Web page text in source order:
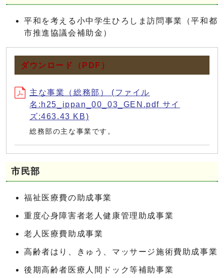
平和を考える小中学生ひろしま訪問事業（平和都
市推進協議会補助金）
ダウンロード（PDF）
主な事業（総務部） (ファイル
名:h25_ippan_00_03_GEN.pdf サイ
ズ:463.43 KB)
総務部の主な事業です。
市民部
福祉医療費の助成事業
重度心身障害者老人健康管理助成事業
老人医療費助成事業
高齢者はり、きゅう、マッサージ施術費助成事業
後期高齢者医療人間ドック等補助事業